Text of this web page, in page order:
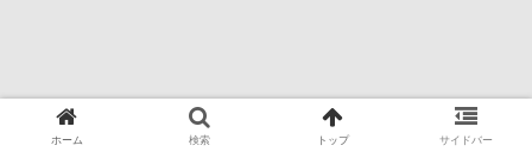
ホーム 検索 トップ サイドバー